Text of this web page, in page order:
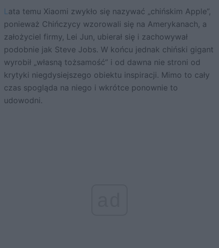
Lata temu Xiaomi zwykło się nazywać „chińskim Apple”,
ponieważ Chińczycy wzorowali się na Amerykanach, a
założyciel firmy, Lei Jun, ubierał się i zachowywał
podobnie jak Steve Jobs. W końcu jednak chiński gigant
wyrobił „własną tożsamość” i od dawna nie stroni od
krytyki niegdysiejszego obiektu inspiracji. Mimo to cały
czas spogląda na niego i wkrótce ponownie to
udowodni.